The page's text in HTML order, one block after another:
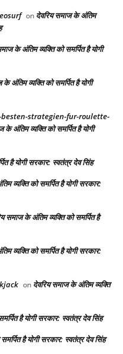
on देवरिय समाज के अंतिम
के अंतिम व्यक्ति को समर्पित है योगी
अंतिम व्यक्ति को समर्पित है योगी
strategien-fur-roulette-
के अंतिम व्यक्ति को समर्पित है योगी
है योगी सरकार: स्वतंत्र देव सिंह
व्यक्ति को समर्पित है योगी सरकार:
समाज के अंतिम व्यक्ति को समर्पित है
व्यक्ति को समर्पित है योगी सरकार:
on देवरिय समाज के अंतिम व्यक्ति
है योगी सरकार: स्वतंत्र देव सिंह
है योगी सरकार: स्वतंत्र देव सिंह